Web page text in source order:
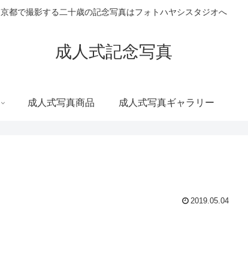
京都で撮影する二十歳の記念写真はフォトハヤシスタジオへ
成人式記念写真
成人式写真商品 成人式写真ギャラリー
2019.05.04